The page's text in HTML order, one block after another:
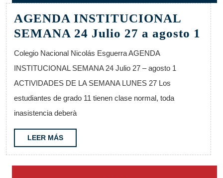
julio,
2026
AGENDA INSTITUCIONAL
SEMANA 24 Julio 27 a agosto 1
24
27
1
Colegio Nacional Nicolás Esguerra AGENDA
INSTITUCIONAL SEMANA 24 Julio 27 – agosto 1
ACTIVIDADES DE LA SEMANA LUNES 27 Los
estudiantes de grado 11 tienen clase normal, toda
inasistencia deberà
LEER MÁSLEER
MÁS